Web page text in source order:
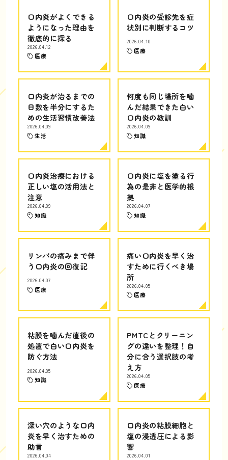
口内炎がよくできる
ようになった理由を
徹底的に探る
2026.04.12
医療
口内炎の受診先を症
状別に判断するコツ
2026.04.10
医療
口内炎が治るまでの
日数を半分にするた
めの生活習慣改善法
2026.04.09
生活
何度も同じ場所を噛
んだ結果できた白い
口内炎の教訓
2026.04.09
知識
口内炎治療における
正しい塩の活用法と
注意
2026.04.09
知識
口内炎に塩を塗る行
為の是非と医学的根
拠
2026.04.07
知識
リンパの痛みまで伴
う口内炎の回復記
2026.04.07
医療
痛い口内炎を早く治
すために行くべき場
所
2026.04.05
医療
粘膜を噛んだ直後の
処置で白い口内炎を
防ぐ方法
2026.04.05
知識
PMTCとクリーニン
グの違いを整理！自
分に合う選択肢の考
え方
2026.04.05
医療
深い穴のような口内
炎を早く治すための
助言
2026.04.04
口内炎の粘膜細胞と
塩の浸透圧による影
響
2026.04.01